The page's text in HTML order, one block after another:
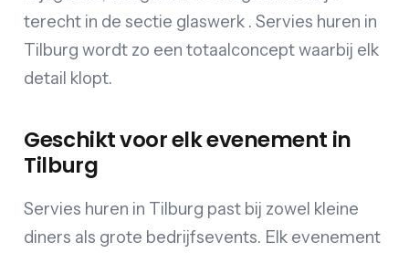
terecht in de sectie glaswerk . Servies huren in
Tilburg wordt zo een totaalconcept waarbij elk
detail klopt.
Geschikt voor elk evenement in
Tilburg
Servies huren in Tilburg past bij zowel kleine
diners als grote bedrijfsevents. Elk evenement